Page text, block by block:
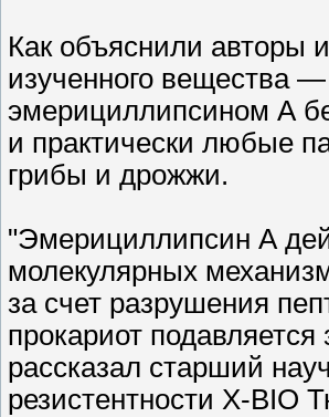
Как объяснили авторы
изученного вещества
эмерициллипсином А
и практически любые
грибы и дрожжи.
"Эмерициллипсин А
молекулярных
за счет разрушения
прокариот
рассказал старший
резистентности X-BIO